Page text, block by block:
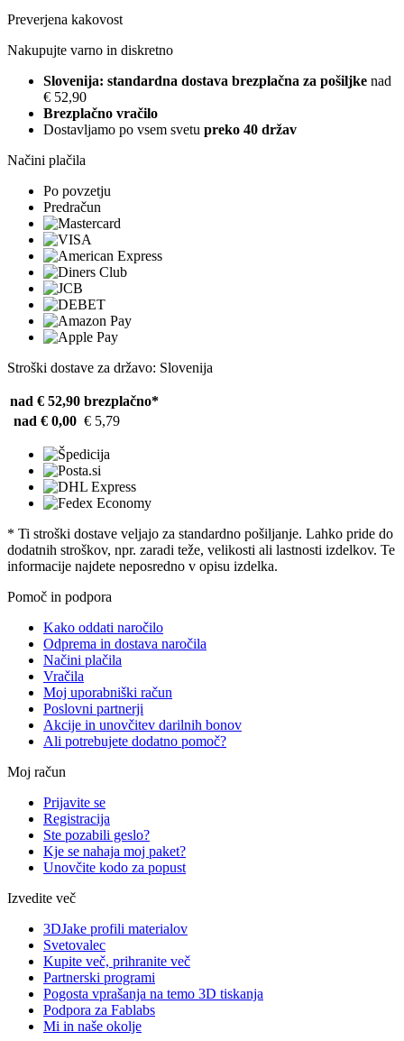
Preverjena kakovost
Nakupujte varno in diskretno
Slovenija: standardna dostava brezplačna za pošiljke nad
€ 52,90
Brezplačno vračilo
Dostavljamo po vsem svetu preko 40 držav
Načini plačila
Po povzetju
Predračun
Stroški dostave za državo: Slovenija
nad € 52,90 brezplačno*
nad € 0,00 € 5,79
* Ti stroški dostave veljajo za standardno pošiljanje. Lahko pride do
dodatnih stroškov, npr. zaradi teže, velikosti ali lastnosti izdelkov. Te
informacije najdete neposredno v opisu izdelka.
Pomoč in podpora
Kako oddati naročilo
Odprema in dostava naročila
Načini plačila
Vračila
Moj uporabniški račun
Poslovni partnerji
Akcije in unovčitev darilnih bonov
Ali potrebujete dodatno pomoč?
Moj račun
Prijavite se
Registracija
Ste pozabili geslo?
Kje se nahaja moj paket?
Unovčite kodo za popust
Izvedite več
3DJake profili materialov
Svetovalec
Kupite več, prihranite več
Partnerski programi
Pogosta vprašanja na temo 3D tiskanja
Podpora za Fablabs
Mi in naše okolje